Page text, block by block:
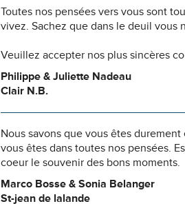
Toutes nos pensées vers vous sont
vivez. Sachez que dans le deuil vous
Veuillez accepter nos plus sincères
Philippe & Juliette Nadeau
Clair N.B.
Nous savons que vous êtes
vous êtes dans toutes nos pensées.
coeur le souvenir des bons moments.
Marco Bosse & Sonia Belanger
St-jean de lalande